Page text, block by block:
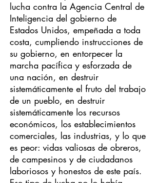
lucha contra la Agencia Central de
Inteligencia del gobierno de
Estados Unidos, empeñada a toda
costa, cumpliendo instrucciones de
su gobierno, en entorpecer la
marcha pacífica y esforzada de
una nación, en destruir
sistemáticamente el fruto del trabajo
de un pueblo, en destruir
sistemáticamente los recursos
económicos, los establecimientos
comerciales, las industrias, y lo que
es peor: vidas valiosas de obreros,
de campesinos y de ciudadanos
laboriosos y honestos de este país.